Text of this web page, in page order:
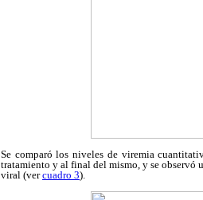
Se comparó los niveles de viremia
tratamiento y al final del mismo, y se
viral (vercuadro 3).